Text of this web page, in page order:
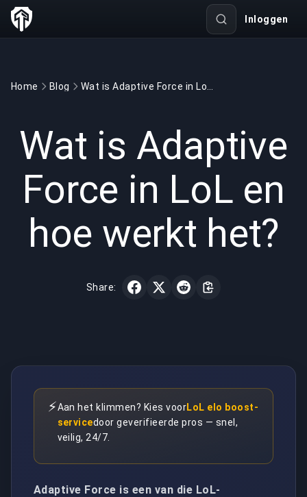
Inloggen
Home Blog
Wat is Adaptive
Force in LoL en
hoe werkt het?
Share:
⚡Aan het klimmen? Kies voorLoL elo boost-
servicedoor geverifieerde pros — snel,
veilig, 24/7.
Adaptive Force is een van die LoL-